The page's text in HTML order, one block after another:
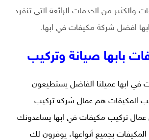
والكثير من الخدمات الرائعة التي تنفرد
افضل شركة مكيفات في ابها.
بابها صيانة وتركيب
في ابها عميلنا الفاضل يستطيعون
المكيفات هم عمال شركة تركيب
عمال تركيب مكيفات في ابها يساعدونك
بجميع أنواعها، يوفرون لك